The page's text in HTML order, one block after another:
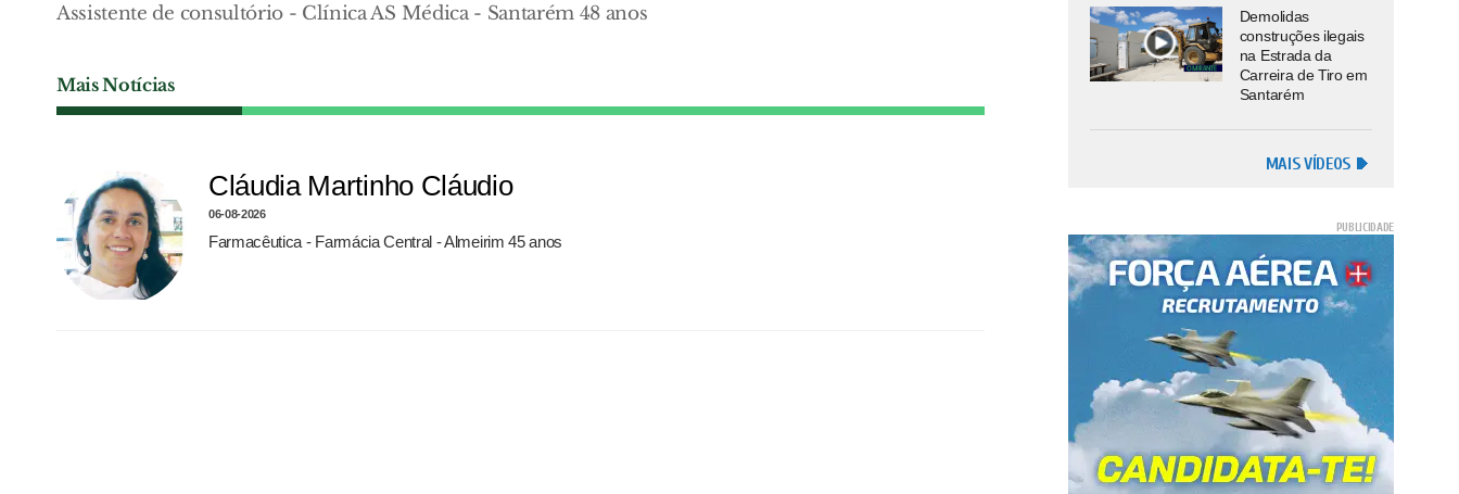
Assistente de consultório - Clínica AS Médica - Santarém 48 anos
Mais Notícias
Cláudia Martinho Cláudio
06-08-2026
Farmacêutica - Farmácia Central - Almeirim 45 anos
Demolidas
construções ilegais
na Estrada da
Carreira de Tiro em
Santarém
MAIS VÍDEOS